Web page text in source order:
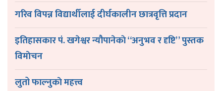
गरिव विपन्न विद्यार्थीलाई दीर्घकालीन छात्रवृत्ति प्रदान
इतिहासकार पं. खगेश्वर न्यौपानेकाे “अनुभव र दृष्टि” पुस्तक
विमाेचन
लुतो फाल्नुकाे महत्त्व